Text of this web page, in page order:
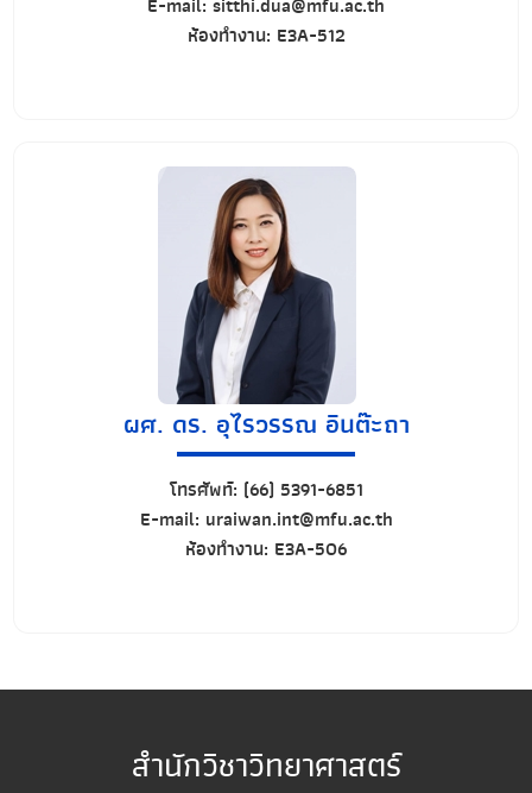
E-mail: sitthi.dua@mfu.ac.th
ห้องทำงาน: E3A-512
ผศ. ดร. อุไรวรรณ อินต๊ะถา
โทรศัพท์: (66) 5391-6851
E-mail: uraiwan.int@mfu.ac.th
ห้องทำงาน: E3A-506
สำนักวิชาวิทยาศาสตร์